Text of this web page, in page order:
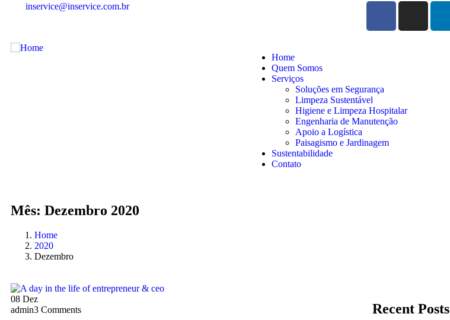
inservice@inservice.com.br
Home
Quem Somos
Serviços
Soluções em Segurança
Limpeza Sustentável
Higiene e Limpeza Hospitalar
Engenharia de Manutenção
Apoio a Logística
Paisagismo e Jardinagem
Sustentabilidade
Contato
Mês: Dezembro 2020
Home
2020
Dezembro
08 Dez
admin3 Comments Recent Posts